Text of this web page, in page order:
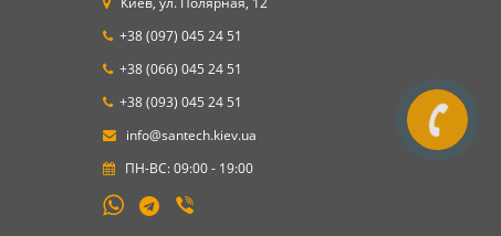
+38 (097) 045 24 51
+38 (066) 045 24 51
+38 (093) 045 24 51
info@santech.kiev.ua
ПН-ВС: 09:00 - 19:00